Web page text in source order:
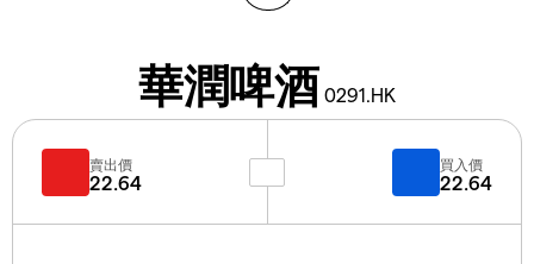
華潤啤酒 0291.HK
賣出價
22.64
買入價
22.64